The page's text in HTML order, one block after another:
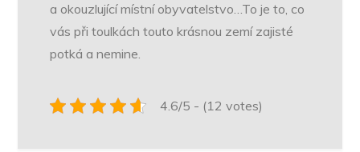
a okouzlující místní obyvatelstvo…To je to, co
vás při toulkách touto krásnou zemí zajisté
potká a nemine.
4.6/5 - (12 votes)